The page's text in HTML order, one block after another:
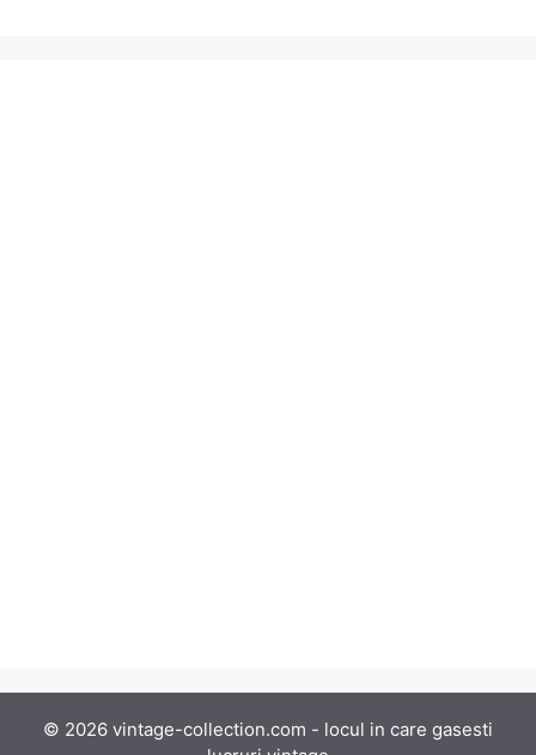
© 2026 vintage-collection.com - locul in care gasesti